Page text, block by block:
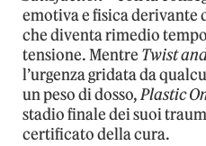
emotiva e fisica
che diventa rimedio
tensione. Mentre Twist
l’urgenza gridata da
un peso di dosso,Plastic
stadio finale dei suoi
certificato della cura.